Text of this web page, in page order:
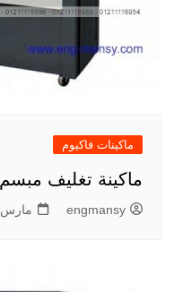
ماكينات فاكيوم
ماكينة تغليف مبسم
engmansy مارس 31, 2020